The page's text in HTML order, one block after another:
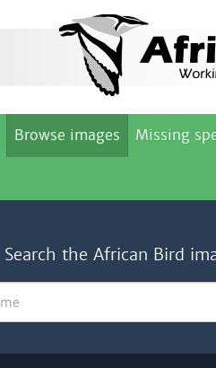
Browse images Missing
Search the African Bird